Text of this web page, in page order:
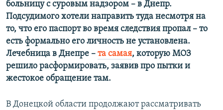
Усі сайти RFE/RL
больницу с суровым надзором – в Днепр.
Подсудимого хотели направить туда несмотря на
то, что его паспорт во время следствия пропал – то
есть формально его личность не установлена.
Лечебница в Днепре – та самая, которую МОЗ
решило расформировать, заявив про пытки и
жестокое обращение там.
В Донецкой области продолжают рассматривать